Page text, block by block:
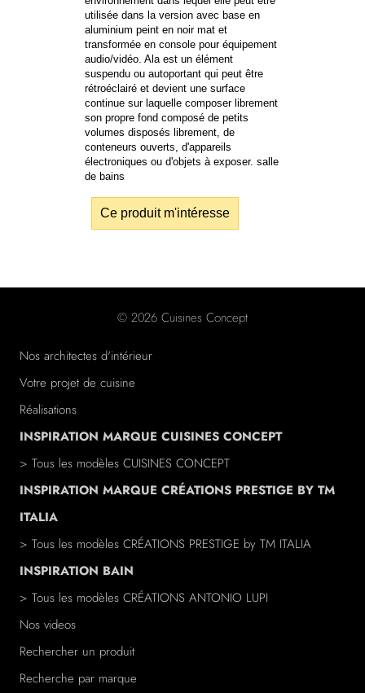
utilisée dans la version avec base en
aluminium peint en noir mat et
transformée en console pour équipement
audio/vidéo. Ala est un élément
suspendu ou autoportant qui peut être
rétroéclairé et devient une surface
continue sur laquelle composer librement
son propre fond composé de petits
volumes disposés librement, de
conteneurs ouverts, d'appareils
électroniques ou d'objets à exposer. salle
de bains
Ce produit m'intéresse
© 2026 Cuisines Concept
Nos architectes d'intérieur
Votre projet de cuisine
Réalisations
INSPIRATION MARQUE CUISINES CONCEPT
> Tous les modèles CUISINES CONCEPT
INSPIRATION MARQUE CRÉATIONS PRESTIGE BY TM
ITALIA
> Tous les modèles CRÉATIONS PRESTIGE by TM ITALIA
INSPIRATION BAIN
> Tous les modèles CRÉATIONS ANTONIO LUPI
Nos videos
Rechercher un produit
Recherche par marque